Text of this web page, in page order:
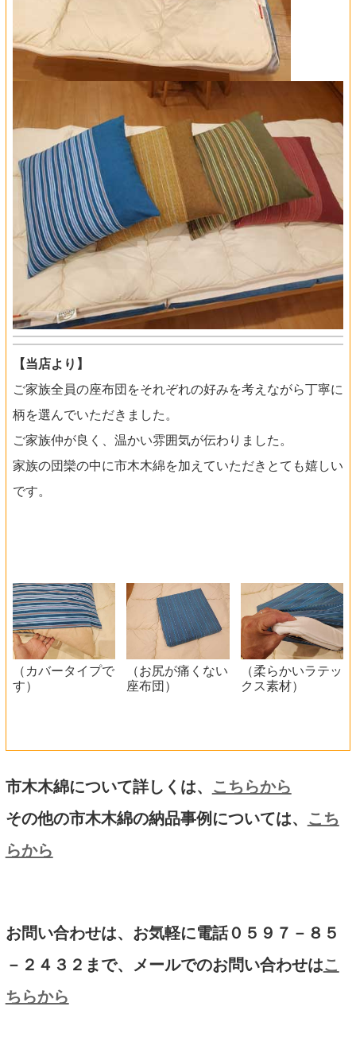
【当店より】
ご家族全員の座布団をそれぞれの好みを考えながら丁寧に
柄を選んでいただきました。
ご家族仲が良く、温かい雰囲気が伝わりました。
家族の団欒の中に市木木綿を加えていただきとても嬉しい
です。
（カバータイプで
す）
（お尻が痛くない
座布団）
（柔らかいラテッ
クス素材）
市木木綿について詳しくは、
こちらから
その他の市木木綿の納品事例については、
こち
らから
お問い合わせは、お気軽に電話０５９７－８５
－２４３２まで、メールでのお問い合わせはこ
ちらから